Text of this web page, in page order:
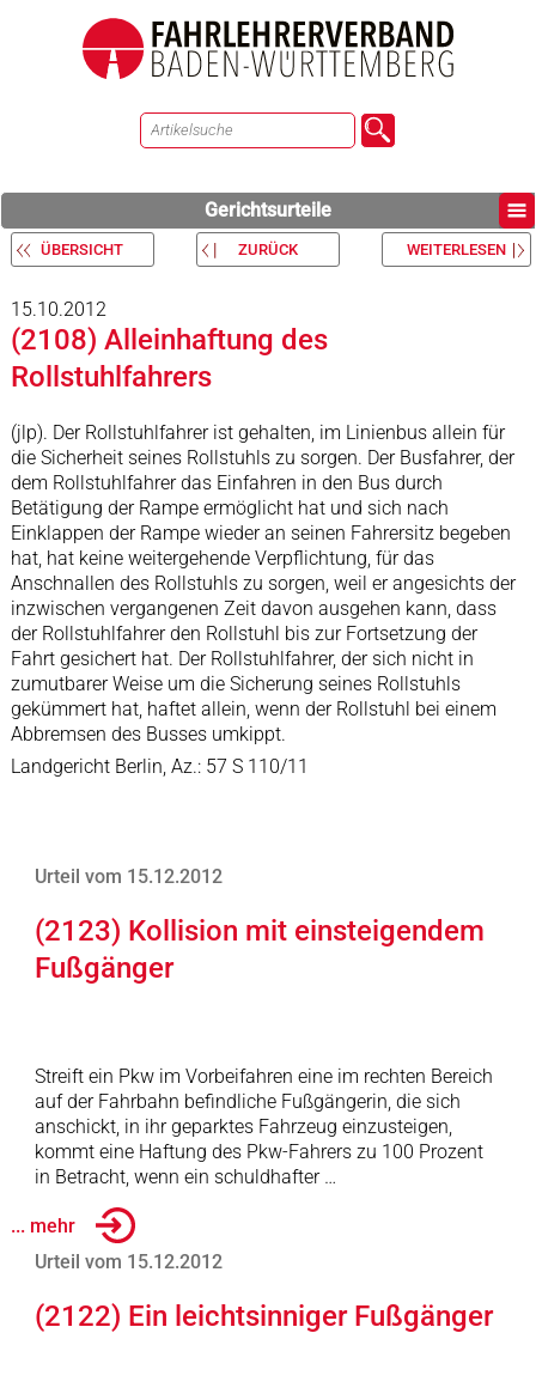
Gerichtsurteile
ÜBERSICHT ZURÜCK WEITERLESEN
15.10.2012
(2108) Alleinhaftung des
Rollstuhlfahrers
(jlp). Der Rollstuhlfahrer ist gehalten, im Linienbus allein für
die Sicherheit seines Rollstuhls zu sorgen. Der Busfahrer, der
dem Rollstuhlfahrer das Einfahren in den Bus durch
Betätigung der Rampe ermöglicht hat und sich nach
Einklappen der Rampe wieder an seinen Fahrersitz begeben
hat, hat keine weitergehende Verpflichtung, für das
Anschnallen des Rollstuhls zu sorgen, weil er angesichts der
inzwischen vergangenen Zeit davon ausgehen kann, dass
der Rollstuhlfahrer den Rollstuhl bis zur Fortsetzung der
Fahrt gesichert hat. Der Rollstuhlfahrer, der sich nicht in
zumutbarer Weise um die Sicherung seines Rollstuhls
gekümmert hat, haftet allein, wenn der Rollstuhl bei einem
Abbremsen des Busses umkippt.
Landgericht Berlin, Az.: 57 S 110/11
Urteil vom 15.12.2012
(2123) Kollision mit einsteigendem
Fußgänger
Streift ein Pkw im Vorbeifahren eine im rechten Bereich
auf der Fahrbahn befindliche Fußgängerin, die sich
anschickt, in ihr geparktes Fahrzeug einzusteigen,
kommt eine Haftung des Pkw-Fahrers zu 100 Prozent
in Betracht, wenn ein schuldhafter …
... mehr
Urteil vom 15.12.2012
(2122) Ein leichtsinniger Fußgänger